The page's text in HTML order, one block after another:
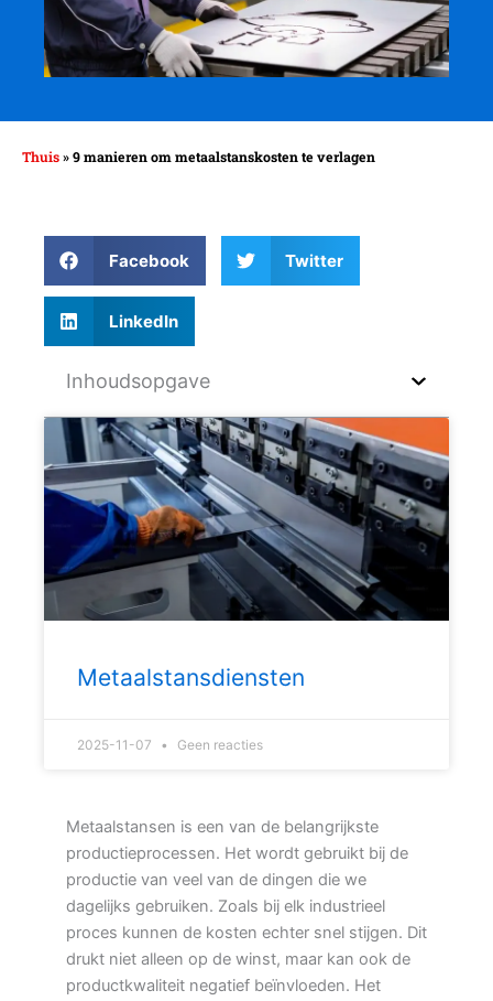
Thuis»9 manieren om metaalstanskosten te verlagen
Facebook Twitter
LinkedIn
Inhoudsopgave
Metaalstansdiensten
2025-11-07 Geen reacties
Metaalstansen is een van de belangrijkste
productieprocessen. Het wordt gebruikt bij de
productie van veel van de dingen die we
dagelijks gebruiken. Zoals bij elk industrieel
proces kunnen de kosten echter snel stijgen. Dit
drukt niet alleen op de winst, maar kan ook de
productkwaliteit negatief beïnvloeden. Het